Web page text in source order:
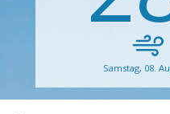
Samstag, 08.